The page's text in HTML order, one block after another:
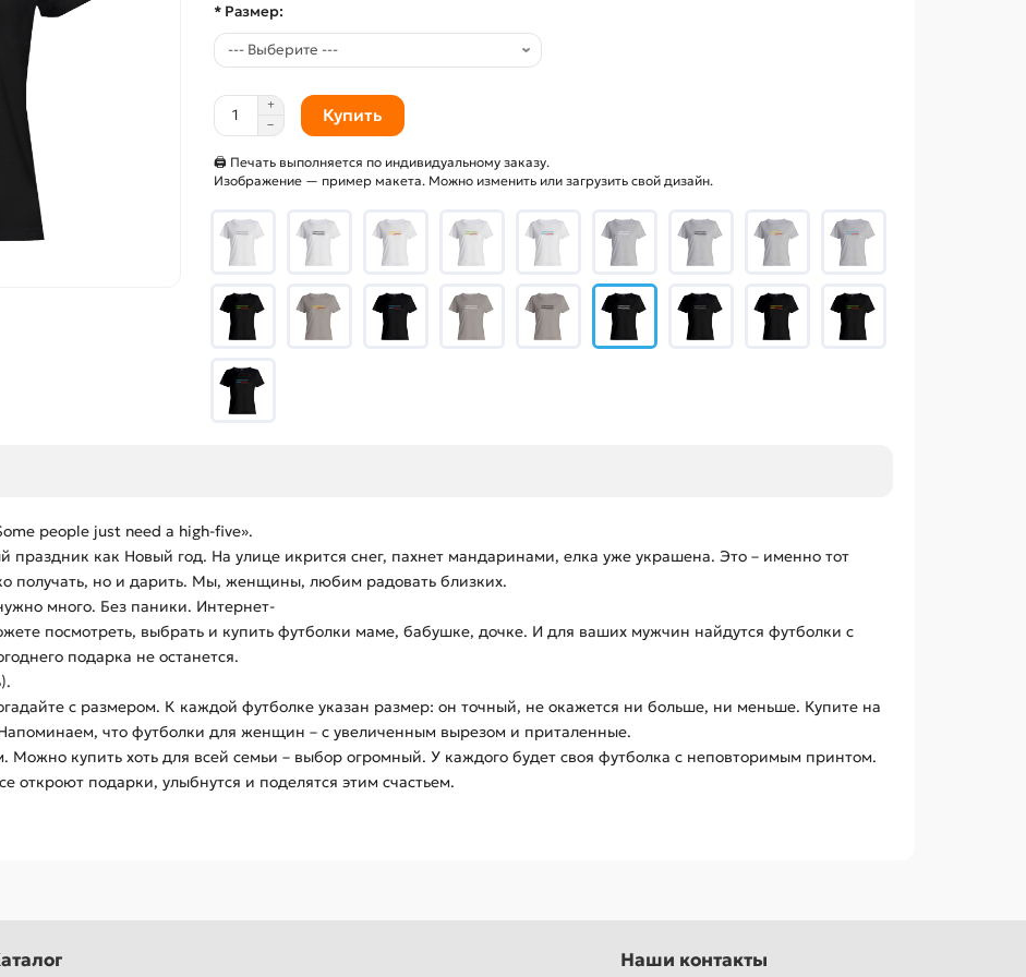
* Размер:
Купить
🖨 Печать выполняется по индивидуальному заказу.
Изображение — пример макета. Можно изменить или загрузить свой дизайн.
people just need a high-five».
как Новый год. На улице икрится снег, пахнет мандаринами, елка уже украшена. Это – именно тот
получать, но и дарить. Мы, женщины, любим радовать близких.
много. Без паники. Интернет-
посмотреть, выбрать и купить футболки маме, бабушке, дочке. И для ваших мужчин найдутся футболки с
подарка не останется.
с размером. К каждой футболке указан размер: он точный, не окажется ни больше, ни меньше. Купите на
что футболки для женщин – с увеличенным вырезом и приталенные.
Можно купить хоть для всей семьи – выбор огромный. У каждого будет своя футболка с неповторимым принтом.
откроют подарки, улыбнутся и поделятся этим счастьем.
Наши контакты